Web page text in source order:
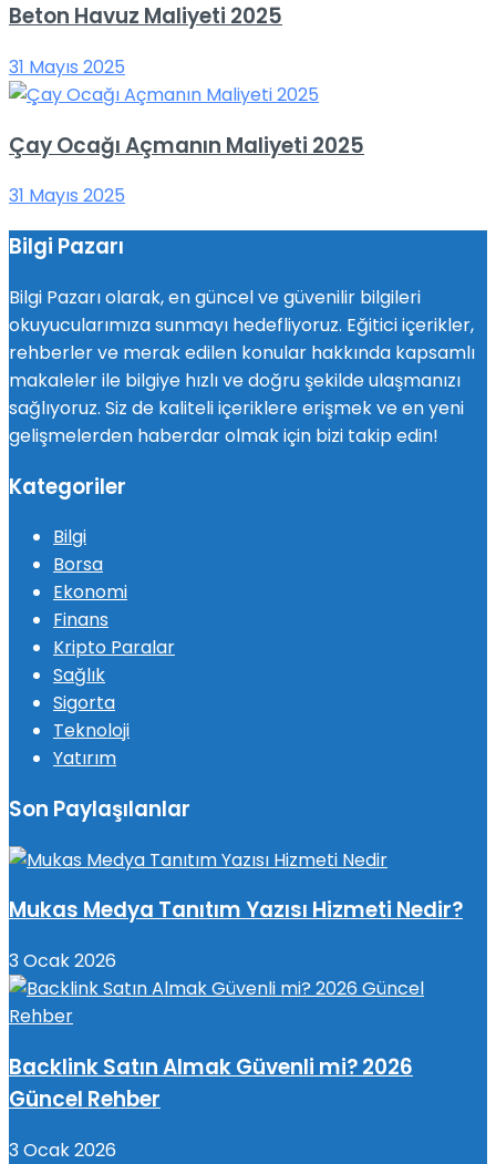
Beton Havuz Maliyeti 2025
31 Mayıs 2025
Çay Ocağı Açmanın Maliyeti 2025
31 Mayıs 2025
Bilgi Pazarı
Bilgi Pazarı olarak, en güncel ve güvenilir bilgileri
okuyucularımıza sunmayı hedefliyoruz. Eğitici içerikler,
rehberler ve merak edilen konular hakkında kapsamlı
makaleler ile bilgiye hızlı ve doğru şekilde ulaşmanızı
sağlıyoruz. Siz de kaliteli içeriklere erişmek ve en yeni
gelişmelerden haberdar olmak için bizi takip edin!
Kategoriler
Bilgi
Borsa
Ekonomi
Finans
Kripto Paralar
Sağlık
Sigorta
Teknoloji
Yatırım
Son Paylaşılanlar
Mukas Medya Tanıtım Yazısı Hizmeti Nedir?
3 Ocak 2026
Backlink Satın Almak Güvenli mi? 2026
Güncel Rehber
3 Ocak 2026